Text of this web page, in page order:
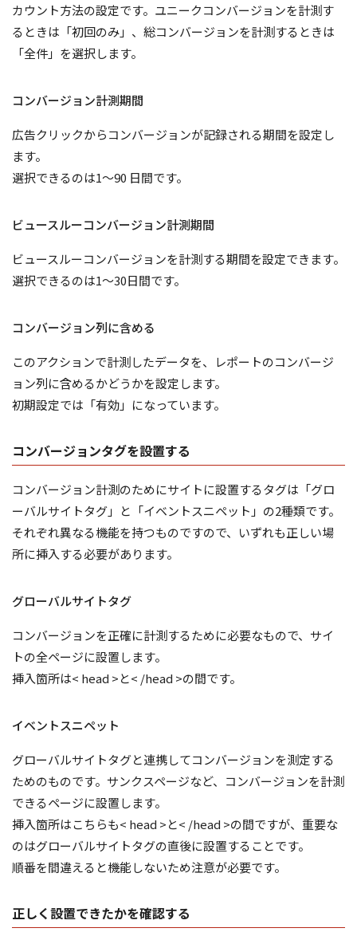
カウント方法の設定です。ユニークコンバージョンを計測す
るときは「初回のみ」、総コンバージョンを計測するときは
「全件」を選択します。
コンバージョン計測期間
広告クリックからコンバージョンが記録される期間を設定し
ます。
選択できるのは1～90 日間です。
ビュースルーコンバージョン計測期間
ビュースルーコンバージョンを計測する期間を設定できます。
選択できるのは1～30日間です。
コンバージョン列に含める
このアクションで計測したデータを、レポートのコンバージ
ョン列に含めるかどうかを設定します。
初期設定では「有効」になっています。
コンバージョンタグを設置する
コンバージョン計測のためにサイトに設置するタグは「グロ
ーバルサイトタグ」と「イベントスニペット」の2種類です。
それぞれ異なる機能を持つものですので、いずれも正しい場
所に挿入する必要があります。
グローバルサイトタグ
コンバージョンを正確に計測するために必要なもので、サイ
トの全ページに設置します。
挿入箇所は< head >と< /head >の間です。
イベントスニペット
グローバルサイトタグと連携してコンバージョンを測定する
ためのものです。サンクスページなど、コンバージョンを計測
できるページに設置します。
挿入箇所はこちらも< head >と< /head >の間ですが、重要な
のはグローバルサイトタグの直後に設置することです。
順番を間違えると機能しないため注意が必要です。
正しく設置できたかを確認する